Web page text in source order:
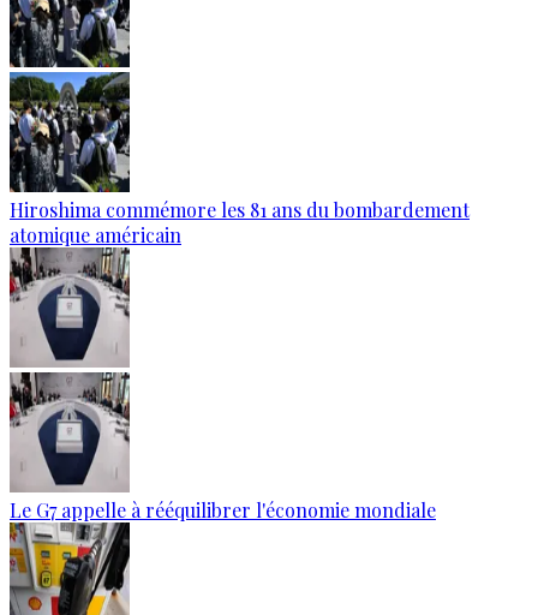
Hiroshima commémore les 81 ans du bombardement
atomique américain
Le G7 appelle à rééquilibrer l'économie mondiale